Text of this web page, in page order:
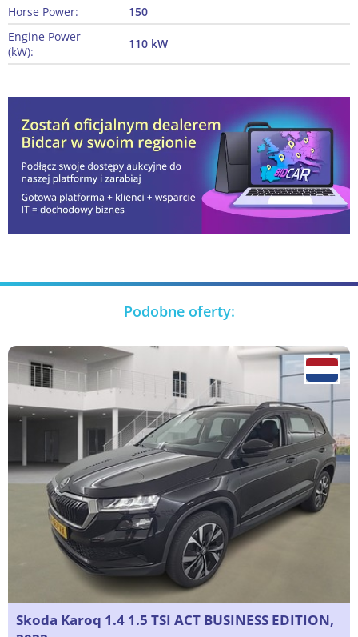
Horse Power:
150
Engine Power
(kW):
110 kW
Podobne oferty:
Skoda Karoq 1.4 1.5 TSI ACT BUSINESS EDITION,